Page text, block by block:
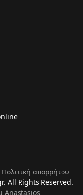
Πολιτική απορρήτου
All Rights Reserved.
Anastasios